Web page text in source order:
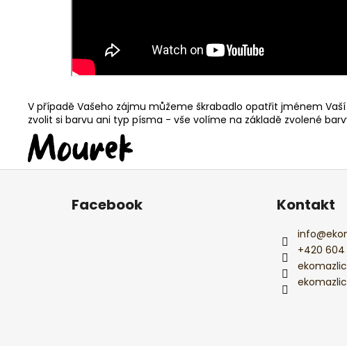
V případě Vašeho zájmu můžeme škrabadlo opatřit jménem
zvolit si barvu ani typ písma - vše volíme na základě zvolené
Facebook Kontakt
info@
+420